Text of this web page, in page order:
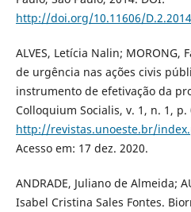
http://doi.org/10.11606/
ALVES, Letícia Nalin; MORONG,
de urgência nas ações civis
instrumento de efetivação da
Colloquium Socialis, v. 1, n. 1,
http://revistas.unoeste.br/
Acesso em: 17 dez. 2020.
ANDRADE, Juliano de Almeida;
Isabel Cristina Sales Fontes.